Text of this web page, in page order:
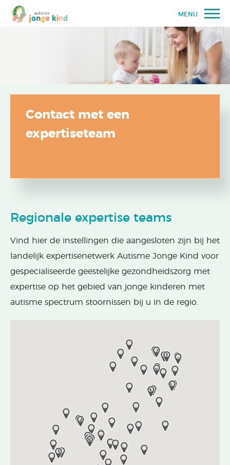
MENU
Contact met een
expertiseteam
Regionale expertise teams
Vind hier de instellingen die aangesloten zijn bij het
landelijk expertisenetwerk Autisme Jonge Kind voor
gespecialiseerde geestelijke gezondheidszorg met
expertise op het gebied van jonge kinderen met
autisme spectrum stoornissen bij u in de regio.